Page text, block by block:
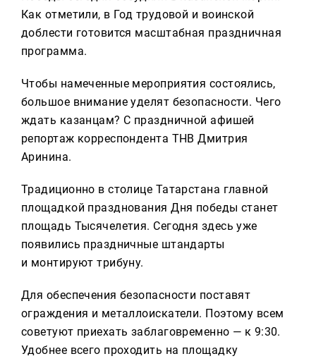
Для связи
+7 (843) 570−50−00
reception@tnvtv.ru
Как отметили, в Год трудовой и воинской
доблести готовится масштабная праздничная
программа.
Чтобы намеченные мероприятия состоялись,
большое внимание уделят безопасности. Чего
ждать казанцам? С праздничной афишей
репортаж корреспондента ТНВ Дмитрия
Аринина.
Традиционно в столице Татарстана главной
площадкой празднования Дня победы станет
площадь Тысячелетия. Сегодня здесь уже
появились праздничные штандарты
и монтируют трибуну.
Для обеспечения безопасности поставят
ограждения и металлоискатели. Поэтому всем
советуют приехать заблаговременно — к 9:30.
Удобнее всего проходить на площадку